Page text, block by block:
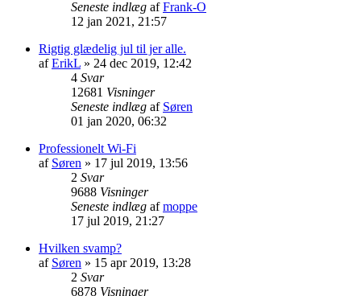
Seneste indlæg afFrank-O
12 jan 2021, 21:57
Rigtig glædelig jul til jer alle.
afErikL » 24 dec 2019, 12:42
4 Svar
12681 Visninger
Seneste indlæg af Søren
01 jan 2020, 06:32
Professionelt Wi-Fi
af Søren » 17 jul 2019, 13:56
2 Svar
9688 Visninger
Seneste indlæg afmoppe
17 jul 2019, 21:27
Hvilken svamp?
af Søren » 15 apr 2019, 13:28
2 Svar
6878 Visninger